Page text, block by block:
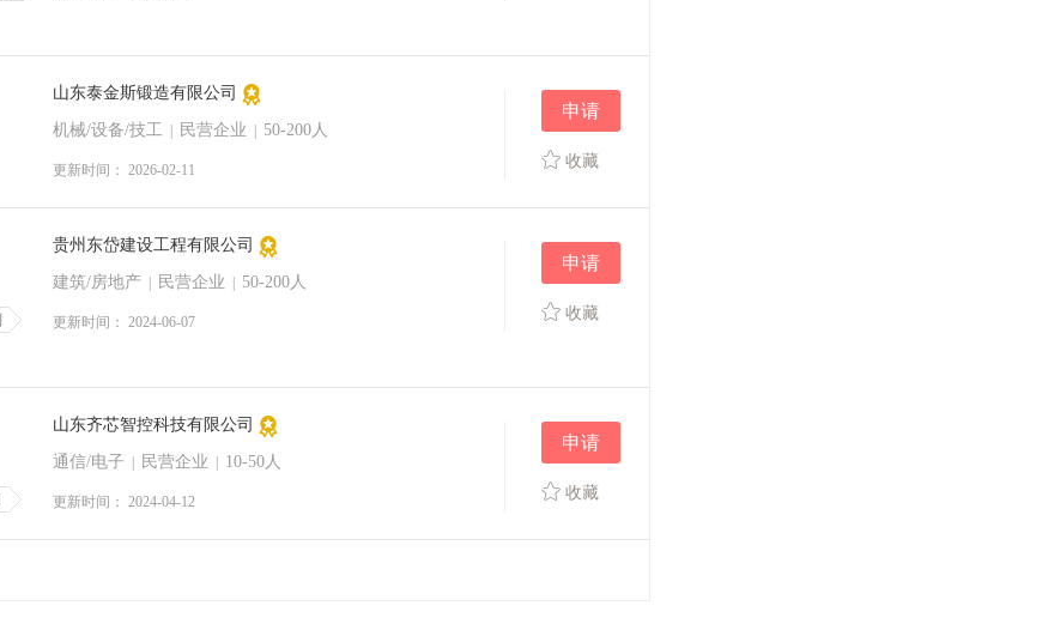
山东泰金斯锻造有限公司
机械/设备/技工 民营企业 50-200人
更新时间： 2026-02-11
申请
收藏
贵州东岱建设工程有限公司
建筑/房地产 民营企业 50-200人
更新时间： 2024-06-07
申请
收藏
山东齐芯智控科技有限公司
通信/电子 民营企业 10-50人
更新时间： 2024-04-12
申请
收藏